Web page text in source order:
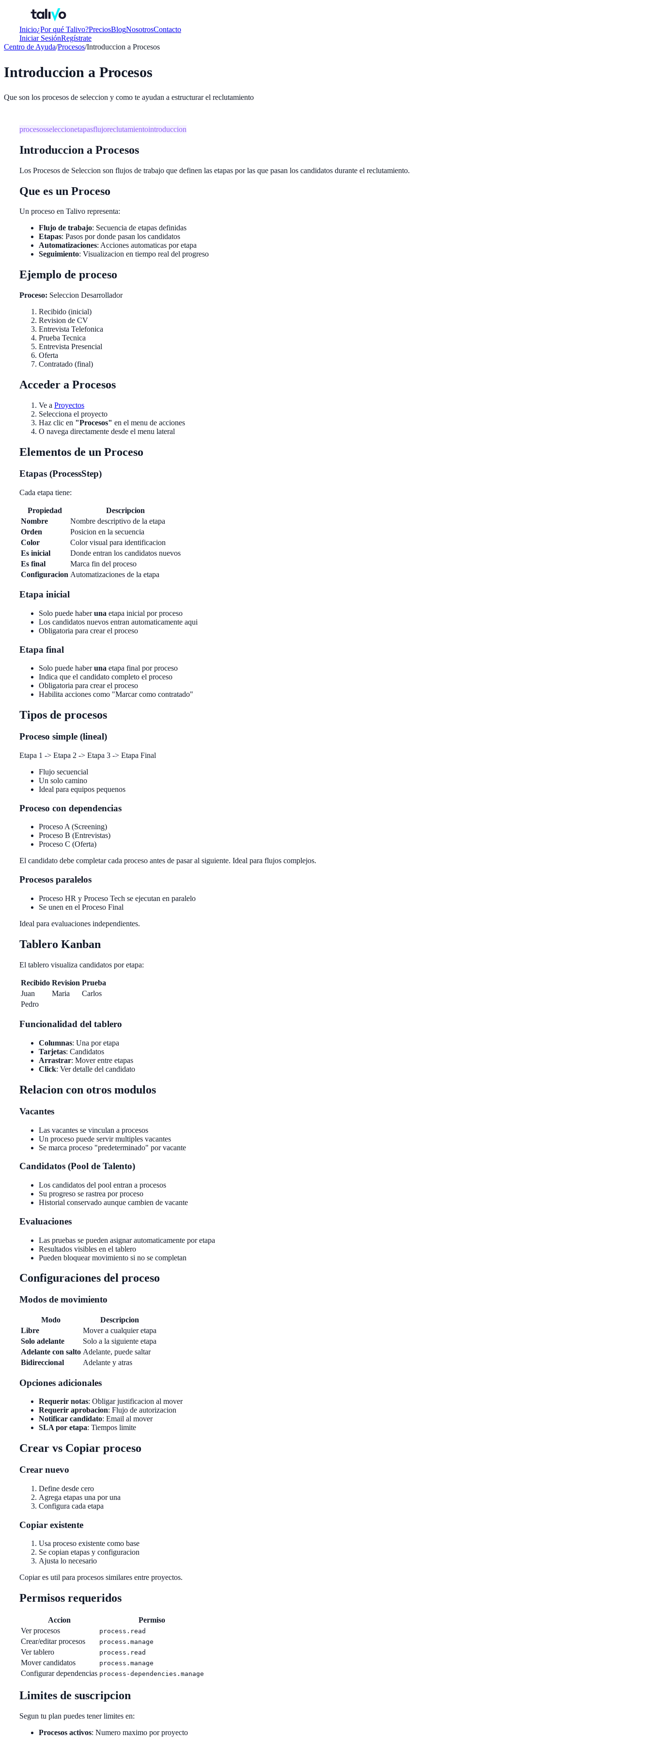
Inicio¿Por qué Talivo?PreciosBlogNosotrosContacto
Iniciar SesiónRegístrate
Centro de Ayuda/Procesos/Introduccion a Procesos
Introduccion a Procesos
Que son los procesos de seleccion y como te ayudan a estructurar el reclutamiento
procesosseleccionetapasflujoreclutamientointroduccion
Introduccion a Procesos
Los Procesos de Seleccion son flujos de trabajo que definen las etapas por las que pasan los candidatos durante el reclutamiento.
Que es un Proceso
Un proceso en Talivo representa:
Flujo de trabajo: Secuencia de etapas definidas
Etapas: Pasos por donde pasan los candidatos
Automatizaciones: Acciones automaticas por etapa
Seguimiento: Visualizacion en tiempo real del progreso
Ejemplo de proceso
Proceso: Seleccion Desarrollador
Recibido (inicial)
Revision de CV
Entrevista Telefonica
Prueba Tecnica
Entrevista Presencial
Oferta
Contratado (final)
Acceder a Procesos
Ve a Proyectos
Selecciona el proyecto
Haz clic en "Procesos" en el menu de acciones
O navega directamente desde el menu lateral
Elementos de un Proceso
Etapas (ProcessStep)
Cada etapa tiene:
Propiedad
Descripcion
Nombre
Nombre descriptivo de la etapa
Orden
Posicion en la secuencia
Color
Color visual para identificacion
Es inicial
Donde entran los candidatos nuevos
Es final
Marca fin del proceso
Configuracion Automatizaciones de la etapa
Etapa inicial
Solo puede haberuna etapa inicial por proceso
Los candidatos nuevos entran automaticamente aqui
Obligatoria para crear el proceso
Etapa final
Solo puede haberuna etapa final por proceso
Indica que el candidato completo el proceso
Obligatoria para crear el proceso
Habilita acciones como "Marcar como contratado"
Tipos de procesos
Proceso simple (lineal)
Etapa 1 -> Etapa 2 -> Etapa 3 -> Etapa Final
Flujo secuencial
Un solo camino
Ideal para equipos pequenos
Proceso con dependencias
Proceso A (Screening)
Proceso B (Entrevistas)
Proceso C (Oferta)
El candidato debe completar cada proceso antes de pasar al siguiente. Ideal para flujos complejos.
Procesos paralelos
Proceso HR y Proceso Tech se ejecutan en paralelo
Se unen en el Proceso Final
Ideal para evaluaciones independientes.
Tablero Kanban
El tablero visualiza candidatos por etapa:
Recibido Revision Prueba
Juan
Maria
Carlos
Pedro
Funcionalidad del tablero
Columnas: Una por etapa
Tarjetas: Candidatos
Arrastrar: Mover entre etapas
Click: Ver detalle del candidato
Relacion con otros modulos
Vacantes
Las vacantes se vinculan a procesos
Un proceso puede servir multiples vacantes
Se marca proceso "predeterminado" por vacante
Candidatos (Pool de Talento)
Los candidatos del pool entran a procesos
Su progreso se rastrea por proceso
Historial conservado aunque cambien de vacante
Evaluaciones
Las pruebas se pueden asignar automaticamente por etapa
Resultados visibles en el tablero
Pueden bloquear movimiento si no se completan
Configuraciones del proceso
Modos de movimiento
Modo
Descripcion
Libre
Mover a cualquier etapa
Solo adelante
Solo a la siguiente etapa
Adelante con salto Adelante, puede saltar
Bidireccional
Adelante y atras
Opciones adicionales
Requerir notas: Obligar justificacion al mover
Requerir aprobacion: Flujo de autorizacion
Notificar candidato: Email al mover
SLA por etapa: Tiempos limite
Crear vs Copiar proceso
Crear nuevo
Define desde cero
Agrega etapas una por una
Configura cada etapa
Copiar existente
Usa proceso existente como base
Se copian etapas y configuracion
Ajusta lo necesario
Copiar es util para procesos similares entre proyectos.
Permisos requeridos
Accion
Permiso
Ver procesos
process.read
Crear/editar procesos process.manage
Ver tablero process.read
Mover candidatos process.manage
Configurar dependencias process-dependencies.manage
Limites de suscripcion
Segun tu plan puedes tener limites en:
Procesos activos: Numero maximo por proyecto